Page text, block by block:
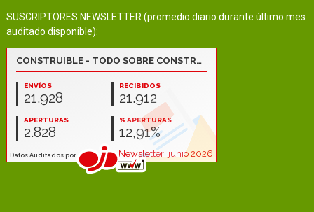
SUSCRIPTORES NEWSLETTER (promedio diario durante último mes
auditado disponible):